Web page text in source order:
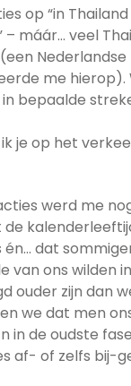
op “in
– máár… veel
Nederlandse
me hierop).
bepaalde
ik je op het
werd me
de
én… dat
van ons wilden
ouder zijn dan
we dat men
in de oudste
af- of zelfs bij-